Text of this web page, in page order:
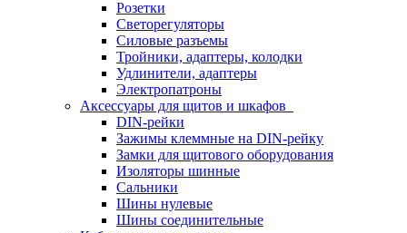
Розетки
Светорегуляторы
Силовые разъемы
Тройники, адаптеры, колодки
Удлинители, адаптеры
Электропатроны
Аксессуары для щитов и шкафов
DIN-рейки
Зажимы клеммные на DIN-рейку
Замки для щитового оборудования
Изоляторы шинные
Сальники
Шины нулевые
Шины соединительные